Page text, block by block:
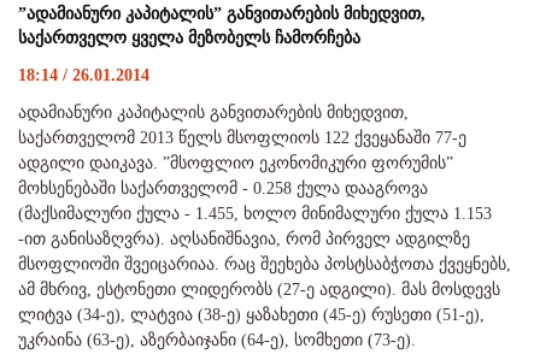
”ადამიანური კაპიტალის” განვითარების მიხედვით,
საქართველო ყველა მეზობელს ჩამორჩება
18:14 / 26.01.2014
ადამიანური კაპიტალის განვითარების მიხედვით,
საქართველომ 2013 წელს მსოფლიოს 122 ქვეყანაში 77-ე
ადგილი დაიკავა. ”მსოფლიო ეკონომიკური ფორუმის”
მოხსენებაში საქართველომ - 0.258 ქულა დააგროვა
(მაქსიმალური ქულა - 1.455, ხოლო მინიმალური ქულა 1.153
-ით განისაზღვრა). აღსანიშნავია, რომ პირველ ადგილზე
მსოფლიოში შვეიცარიაა. რაც შეეხება პოსტსაბჭოთა ქვეყნებს,
ამ მხრივ, ესტონეთი ლიდერობს (27-ე ადგილი). მას მოსდევს
ლიტვა (34-ე), ლატვია (38-ე) ყაზახეთი (45-ე) რუსეთი (51-ე),
უკრაინა (63-ე), აზერბაიჯანი (64-ე), სომხეთი (73-ე).